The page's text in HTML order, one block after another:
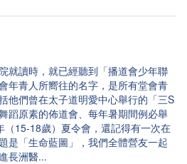
就讀時，就已經聽到「播道會少年聯
年青人所嚮往的名字，是所有堂會青
他們曾在太子道明愛中心舉行的「三S
蹈原素的佈道會、每年暑期間例必舉
15-18歲）夏令會，還記得有一次在
是「生命藍圖」，我們全體營友一起
長洲醫...